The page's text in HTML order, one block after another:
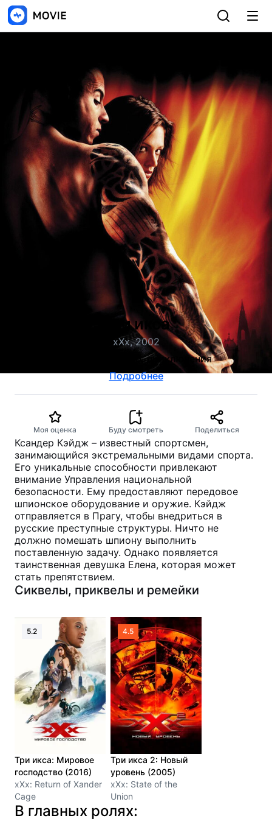
Три икса
xXx, 2002
боевик, триллер, приключения
Подробнее
Моя оценка Буду смотреть Поделиться
Ксандер Кэйдж – известный спортсмен,
занимающийся экстремальными видами спорта.
Его уникальные способности привлекают
внимание Управления национальной
безопасности. Ему предоставляют передовое
шпионское оборудование и оружие. Кэйдж
отправляется в Прагу, чтобы внедриться в
русские преступные структуры. Ничто не
должно помешать шпиону выполнить
поставленную задачу. Однако появляется
таинственная девушка Елена, которая может
стать препятствием.
Сиквелы, приквелы и ремейки
5.2
Три икса: Мировое
господство (2016)
xXx: Return of Xander
Cage
4.5
Три икса 2: Новый
уровень (2005)
xXx: State of the
Union
В главных ролях: